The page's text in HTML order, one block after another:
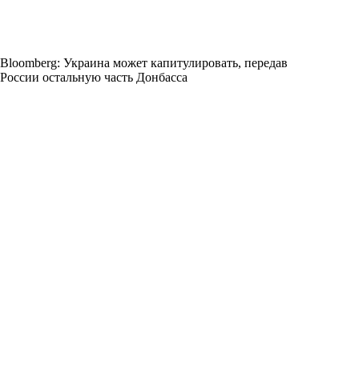
Bloomberg: Украина может капитулировать, передав
России остальную часть Донбасса